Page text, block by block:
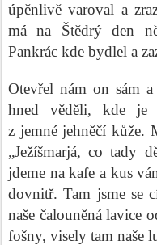
úpěnlivě varoval a
má na Štědrý den
Pankrác kde bydlel a
Otevřel nám on sám
hned věděli, kde je
z jemné jehněčí kůže.
„Ježíšmarjá, co tady
jdeme na kafe a kus
dovnitř. Tam jsme se
naše čalouněná lavice
fošny, visely tam naše